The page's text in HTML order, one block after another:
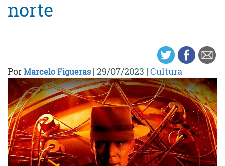
norte
PorMarcelo Figueras | 29/07/2023 | Cultura